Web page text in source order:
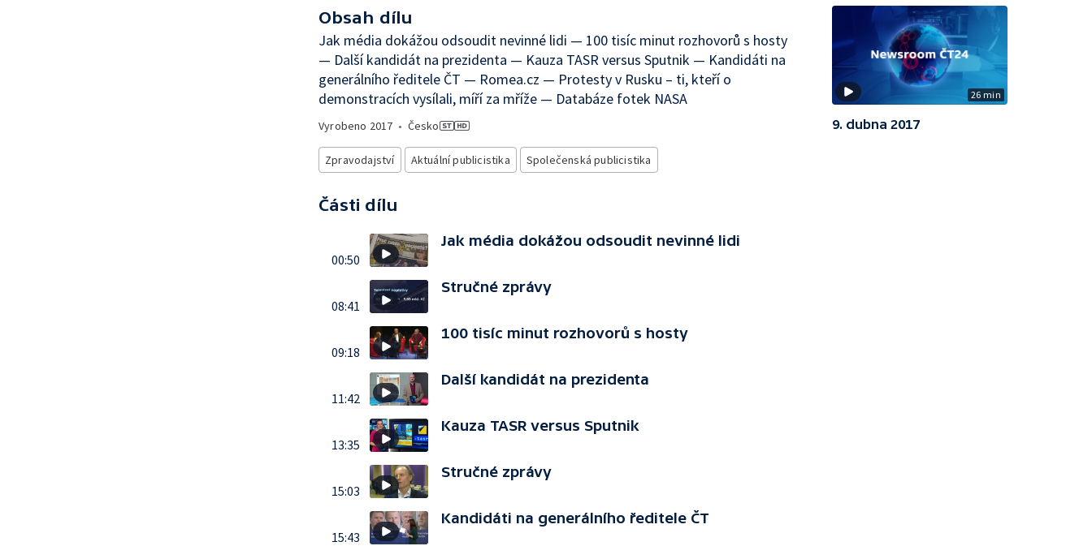
Obsah dílu
Jak média dokážou odsoudit nevinné lidi — 100 tisíc minut rozhovorů s hosty
— Další kandidát na prezidenta — Kauza TASR versus Sputnik — Kandidáti na
generálního ředitele ČT — Romea.cz — Protesty v Rusku – ti, kteří o
demonstracích vysílali, míří za mříže — Databáze fotek NASA
Vyrobeno 2017 • Česko
Zpravodajství Aktuální publicistika Společenská publicistika
Části dílu
00:50
Jak média dokážou odsoudit nevinné lidi
08:41
Stručné zprávy
09:18
100 tisíc minut rozhovorů s hosty
11:42
Další kandidát na prezidenta
13:35
Kauza TASR versus Sputnik
15:03
Stručné zprávy
15:43
Kandidáti na generálního ředitele ČT
26 min
9. dubna 2017